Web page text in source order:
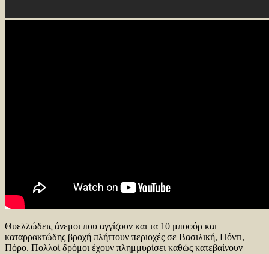
Θυελλώδεις άνεμοι που αγγίζουν και τα 10 μποφόρ και
καταρρακτώδης βροχή πλήττουν περιοχές σε Βασιλική, Πόντι,
Πόρο. Πολλοί δρόμοι έχουν πλημμυρίσει καθώς κατεβαίνουν